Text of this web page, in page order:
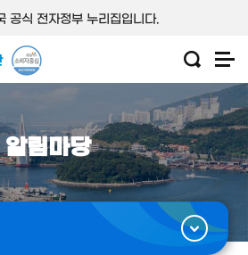
공식 전자정부 누리집입니다.
알림마당